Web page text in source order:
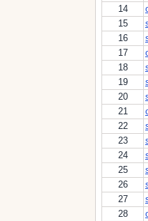
14
15
16
17
18
19
20
21
22
23
24
25
26
27
28